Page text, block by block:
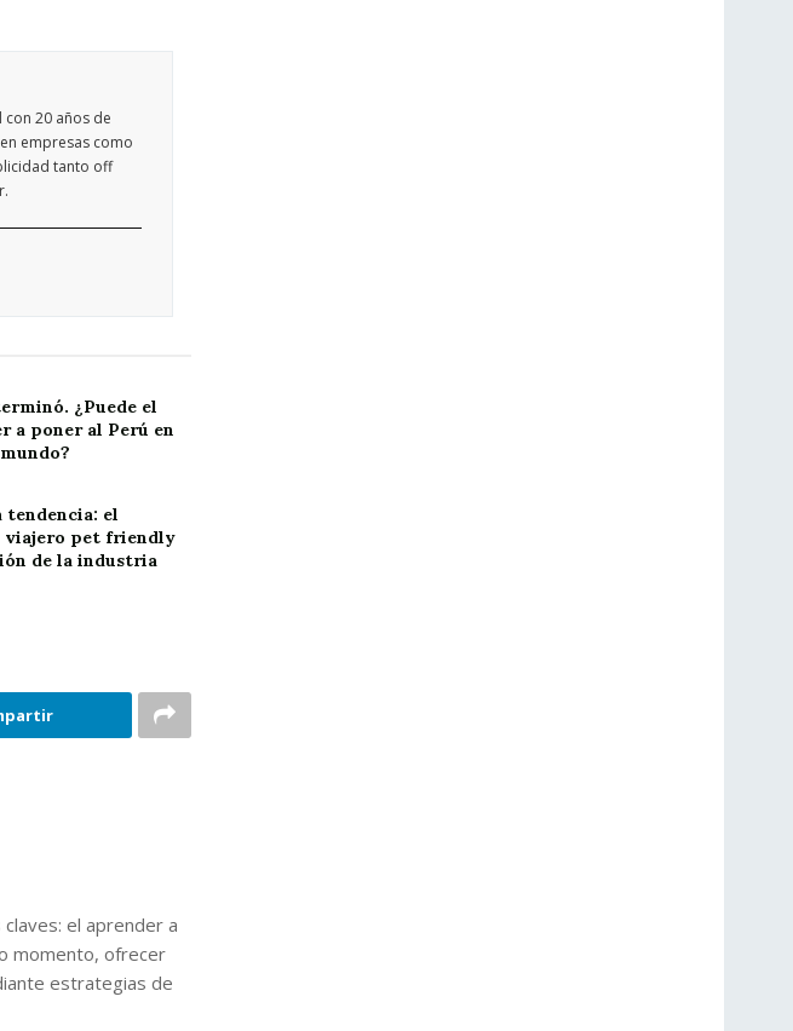
con 20 años de
empresas como
tanto off
Ecuador.
¿Puede el
a poner al Perú en
tendencia: el
viajero pet friendly
de la industria
el aprender a
momento, ofrecer
estrategias de